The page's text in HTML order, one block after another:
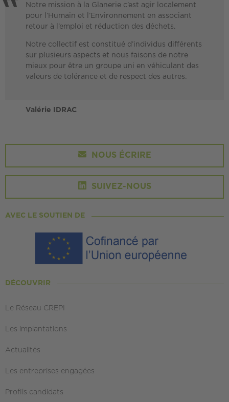
Notre mission à la Glanerie c’est agir localement
pour l’Humain et l’Environnement en associant
retour à l’emploi et réduction des déchets.
Notre collectif est constitué d’individus différents
sur plusieurs aspects et nous faisons de notre
mieux pour être un groupe uni en véhiculant des
valeurs de tolérance et de respect des autres.
Valérie IDRAC
NOUS ÉCRIRE
SUIVEZ-NOUS
AVEC LE SOUTIEN DE
DÉCOUVRIR
Le Réseau CREPI
Les implantations
Actualités
Les entreprises engagées
Profils candidats